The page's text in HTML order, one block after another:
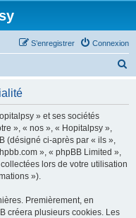
Connexion
S’enregistrer
» et ses sociétés
», « nos », « Hopitalpsy »,
(désigné ci-après par « ils »,
», « phpBB Limited »,
lors de votre utilisation
»).
Premièrement, en
créera plusieurs cookies. Les